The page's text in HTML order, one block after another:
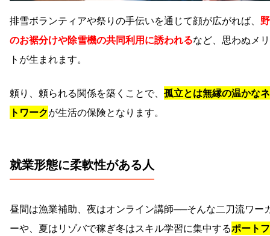
排雪ボランティアや祭りの手伝いを通じて顔が広がれば、
のお裾分けや除雪機の共同利用に誘われるなど、思わぬメ
トが生まれます。
頼り、頼られる関係を築くことで、 孤立とは無縁の温かな
トワークが生活の保険となります。
就業形態に柔軟性がある人
昼間は漁業補助、夜はオンライン講師──そんな二刀流ワー
ーや、夏はリゾバで稼ぎ冬はスキル学習に集中するポート